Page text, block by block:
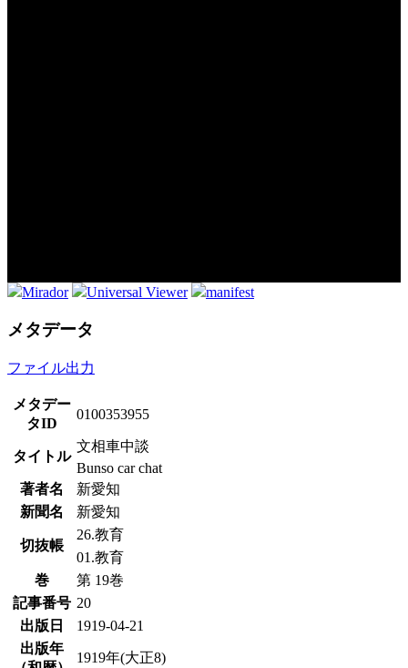
Mirador Universal Viewer manifest
メタデータ
ファイル出力
メタデー
タID
0100353955
タイトル
文相車中談
Bunso car chat
著者名
新愛知
新聞名
新愛知
切抜帳
26.教育
01.教育
巻
第 19巻
記事番号 20
出版日
1919-04-21
出版年
1919年(大正8)